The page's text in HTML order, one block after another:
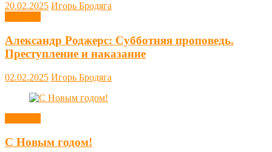
20.02.2025 Игорь Бродяга
Александр Роджерс: Субботняя проповедь.
Преступление и наказание
02.02.2025 Игорь Бродяга
С Новым годом!